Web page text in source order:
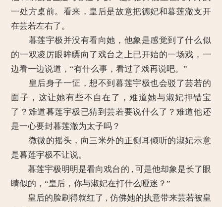
一处方桌前。看来，皇后是故意把德妃和暮莲澈支开
在芸若左右了。
暮莲宇极并没有看向她，他象是感觉到了什么似
的一双凌厉眼眸瞟向了戏台之上已开始的一场戏，一
边看一边说道，“有什么事，看过了戏再说吧。”
皇后身子一怔，想不到暮莲宇极也会驳了芸若的
面子，这让她有些不自在了，难道她与淑妃押错宝
了？难道暮莲宇极已猜到芸若要说什么了？难道他还
是一心要封暮莲澈为太子吗？
微微的摇头，向三米外的正侧耳倾听的淑妃示意
是暮莲宇极不让说。
暮莲宇极明明是看向戏台的 , 可是他却象是长了眼
睛似的，“皇后，你与淑妃在打什么哑迷？”
皇后的脸刷得就红了 , 仿佛她的执意带来芸若被皇